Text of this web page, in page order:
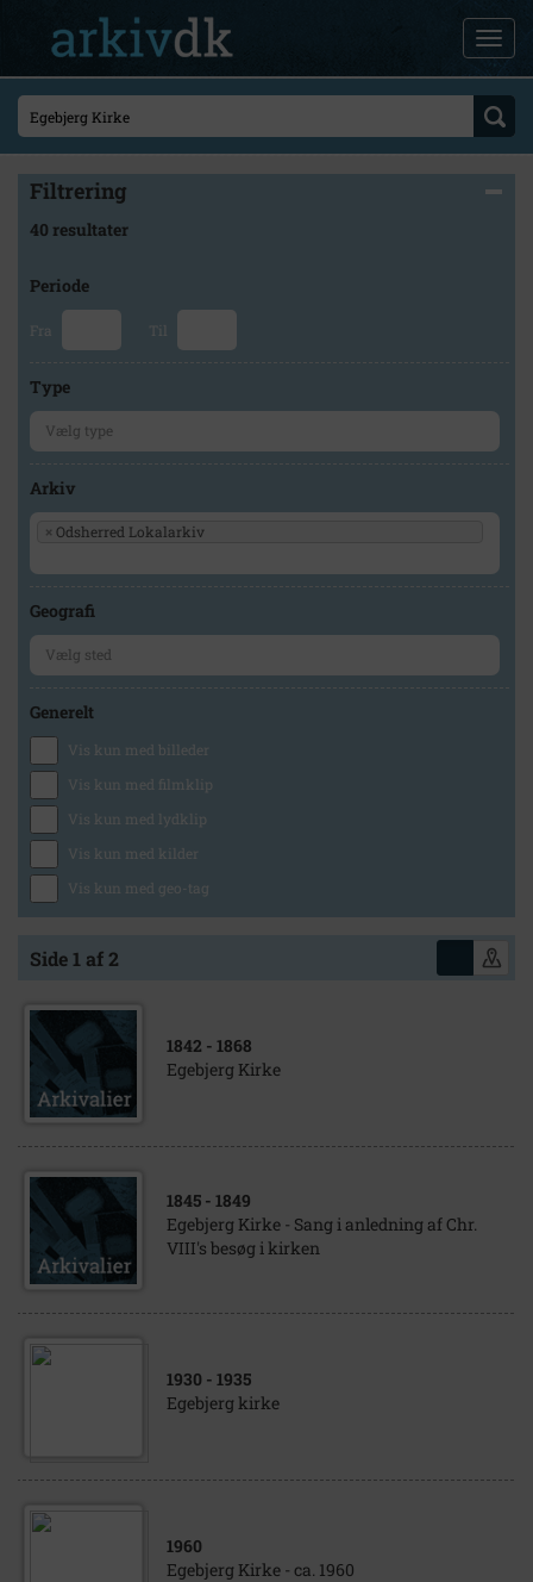
Filtrering
40 resultater
Periode
Fra Til
Type
Arkiv
× Odsherred Lokalarkiv
Geografi
Generelt
Vis kun med billeder
Vis kun med filmklip
Vis kun med lydklip
Vis kun med kilder
Vis kun med geo-tag
Side 1 af 2
1842 - 1868
Egebjerg Kirke
1845 - 1849
Egebjerg Kirke - Sang i anledning af Chr.
VIII's besøg i kirken
1930 - 1935
Egebjerg kirke
1960
Egebjerg Kirke - ca. 1960